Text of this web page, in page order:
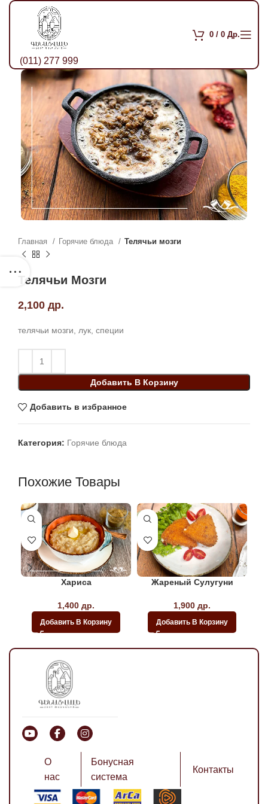
(011) 277 999
0 / 0 Др.
Главная Горячие блюда Телячьи мозги
Телячьи Мозги
2,100 др.
телячьи мозги, лук, специи
Добавить В Корзину
Добавить в избранное
Категория: Горячие блюда
Похожие Товары
Хариса
1,400 др.
Добавить В Корзину
Жареный Сулугуни
1,900 др.
Добавить В Корзину
О
нас
Бонусная
система
Контакты